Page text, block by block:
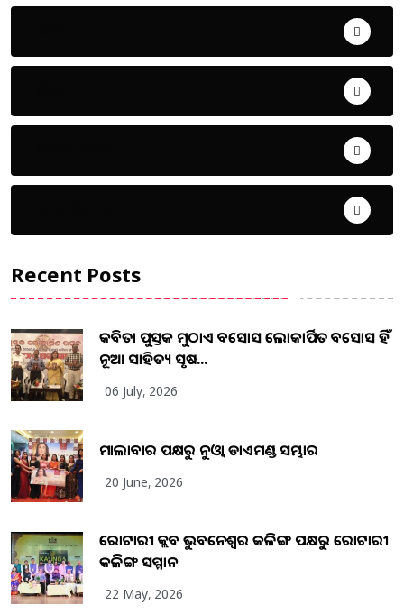
Recent Posts
କବିତା ପୁସ୍ତକ ମୁଠାଏ ଅବସୋସ ଲୋକାର୍ପିତ ଅବସୋସ ହିଁ
ନୂଆ ସାହିତ୍ୟ ସୃଷ...
06 July, 2026
ମାଲାବାର ପକ୍ଷରୁ ନୁଓ୍ବା ଡାଏମଣ୍ଡ ସମ୍ଭାର
20 June, 2026
ରୋଟାରୀ କ୍ଲବ ଭୁବନେଶ୍ୱର କଳିଙ୍ଗ ପକ୍ଷରୁ ରୋଟାରୀ
କଳିଙ୍ଗ ସମ୍ମାନ
22 May, 2026